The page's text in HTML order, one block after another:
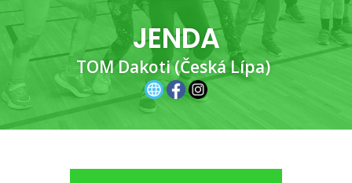
JENDA
TOM Dakoti (Česká Lípa)